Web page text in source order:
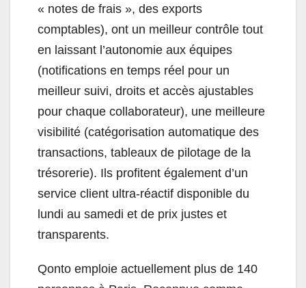
« notes de frais », des exports
comptables), ont un meilleur contrôle tout
en laissant l’autonomie aux équipes
(notifications en temps réel pour un
meilleur suivi, droits et accès ajustables
pour chaque collaborateur), une meilleure
visibilité (catégorisation automatique des
transactions, tableaux de pilotage de la
trésorerie). Ils profitent également d’un
service client ultra-réactif disponible du
lundi au samedi et de prix justes et
transparents.
Qonto emploie actuellement plus de 140